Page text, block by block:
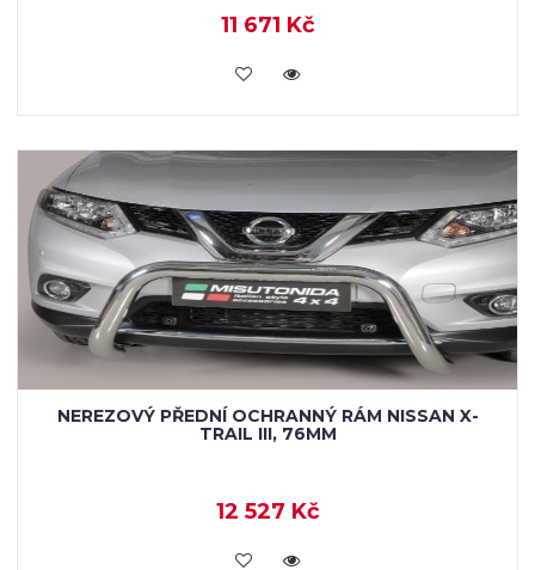
11 671 Kč
KOUPIT
NEREZOVÝ PŘEDNÍ OCHRANNÝ RÁM NISSAN X-
TRAIL III, 76MM
12 527 Kč
KOUPIT